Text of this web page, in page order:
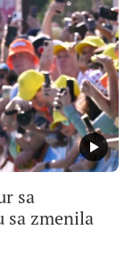
sa
sa zmenila